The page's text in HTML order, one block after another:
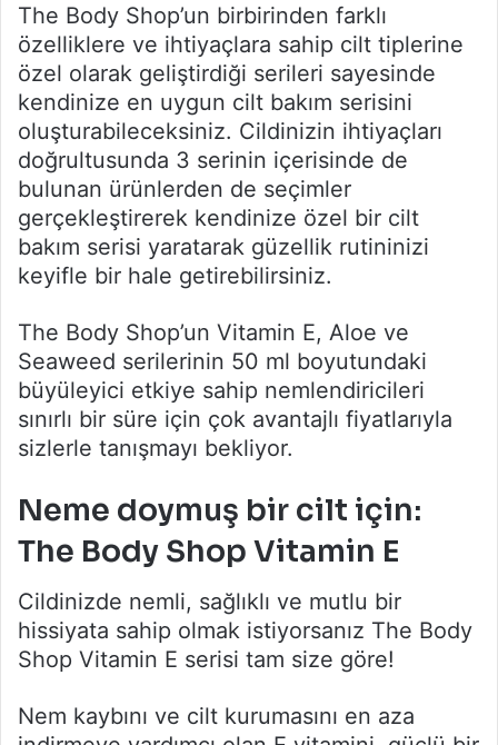
The Body Shop’un birbirinden farklı
özelliklere ve ihtiyaçlara sahip cilt tiplerine
özel olarak geliştirdiği serileri sayesinde
kendinize en uygun cilt bakım serisini
oluşturabileceksiniz. Cildinizin ihtiyaçları
doğrultusunda 3 serinin içerisinde de
bulunan ürünlerden de seçimler
gerçekleştirerek kendinize özel bir cilt
bakım serisi yaratarak güzellik rutininizi
keyifle bir hale getirebilirsiniz.
The Body Shop’un Vitamin E, Aloe ve
Seaweed serilerinin 50 ml boyutundaki
büyüleyici etkiye sahip nemlendiricileri
sınırlı bir süre için çok avantajlı fiyatlarıyla
sizlerle tanışmayı bekliyor.
Neme doymuş bir cilt için:
The Body Shop Vitamin E
Cildinizde nemli, sağlıklı ve mutlu bir
hissiyata sahip olmak istiyorsanız The Body
Shop Vitamin E serisi tam size göre!
Nem kaybını ve cilt kurumasını en aza